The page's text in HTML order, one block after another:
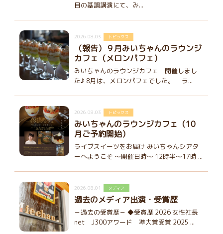
目の基調講演にて、み...
2026.08.03 トピックス
（報告）９月みいちゃんのラウンジ
カフェ（メロンパフェ）
みいちゃんのラウンジカフェ 開催しまし
た♪ 8月は、メロンパフェでした。 ラ...
2026.08.03 トピックス
みいちゃんのラウンジカフェ（10
月ご予約開始）
ライブスイーツをお届け みいちゃんシアタ
ーへようこそ ～開催日時～ 12時半～17時 ...
2026.08.01 メディア
過去のメディア出演・受賞歴
－過去の受賞歴－ ◆受賞歴 2026 女性社長
net J300アワード 準大賞受賞 2025 ...